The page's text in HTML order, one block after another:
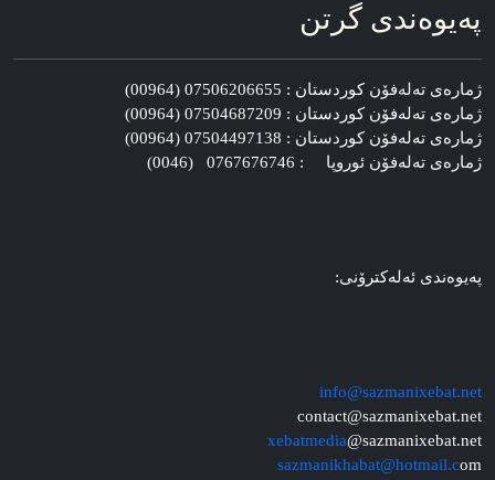
په‌یوه‌ندی گرتن
ژماره‌ی ته‌له‌فۆن کوردستان : 07506206655 (00964)
ژماره‌ی ته‌له‌فۆن کوردستان : 07504687209 (00964)
ژماره‌ی ته‌له‌فۆن کوردستان : 07504497138 (00964)
ژماره‌ی ته‌له‌فۆن ئوروپا : 0767676746 (0046)
په‌یوه‌ندی ئه‌له‌کترۆنی:
info@sazmanixebat.net
contact@sazmanixebat.net
xebatmedia@sazmanixebat.net
sazmanikhabat@hotmail.com